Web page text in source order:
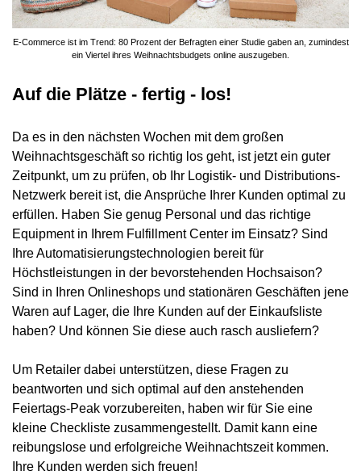
E-Commerce ist im Trend: 80 Prozent der Befragten einer Studie gaben an, zumindest
ein Viertel ihres Weihnachtsbudgets online auszugeben.
Auf die Plätze - fertig - los!
Da es in den nächsten Wochen mit dem großen
Weihnachtsgeschäft so richtig los geht, ist jetzt ein guter
Zeitpunkt, um zu prüfen, ob Ihr Logistik- und Distributions-
Netzwerk bereit ist, die Ansprüche Ihrer Kunden optimal zu
erfüllen. Haben Sie genug Personal und das richtige
Equipment in Ihrem Fulfillment Center im Einsatz? Sind
Ihre Automatisierungstechnologien bereit für
Höchstleistungen in der bevorstehenden Hochsaison?
Sind in Ihren Onlineshops und stationären Geschäften jene
Waren auf Lager, die Ihre Kunden auf der Einkaufsliste
haben? Und können Sie diese auch rasch ausliefern?
Um Retailer dabei unterstützen, diese Fragen zu
beantworten und sich optimal auf den anstehenden
Feiertags-Peak vorzubereiten, haben wir für Sie eine
kleine Checkliste zusammengestellt. Damit kann eine
reibungslose und erfolgreiche Weihnachtszeit kommen.
Ihre Kunden werden sich freuen!